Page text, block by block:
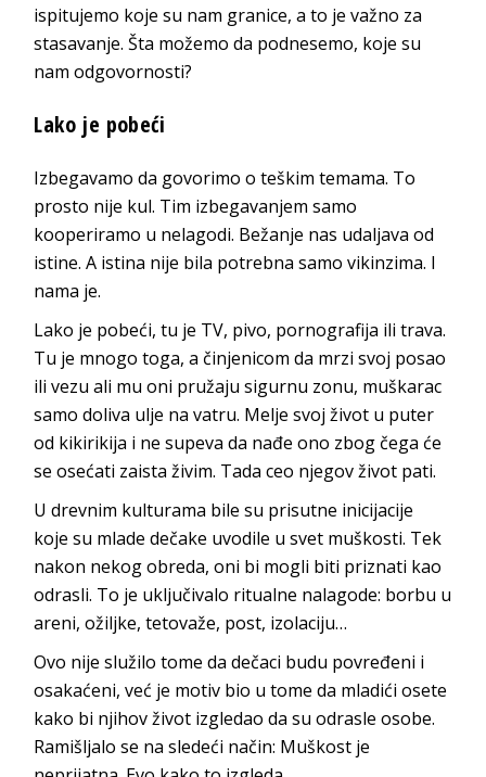
ispitujemo koje su nam granice, a to je važno za
stasavanje. Šta možemo da podnesemo, koje su
nam odgovornosti?
Lako je pobeći
Izbegavamo da govorimo o teškim temama. To
prosto nije kul. Tim izbegavanjem samo
kooperiramo u nelagodi. Bežanje nas udaljava od
istine. A istina nije bila potrebna samo vikinzima. I
nama je.
Lako je pobeći, tu je TV, pivo, pornografija ili trava.
Tu je mnogo toga, a činjenicom da mrzi svoj posao
ili vezu ali mu oni pružaju sigurnu zonu, muškarac
samo doliva ulje na vatru. Melje svoj život u puter
od kikirikija i ne supeva da nađe ono zbog čega će
se osećati zaista živim. Tada ceo njegov život pati.
U drevnim kulturama bile su prisutne inicijacije
koje su mlade dečake uvodile u svet muškosti. Tek
nakon nekog obreda, oni bi mogli biti priznati kao
odrasli. To je uključivalo ritualne nalagode: borbu u
areni, ožiljke, tetovaže, post, izolaciju…
Ovo nije služilo tome da dečaci budu povređeni i
osakaćeni, već je motiv bio u tome da mladići osete
kako bi njihov život izgledao da su odrasle osobe.
Ramišljalo se na sledeći način: Muškost je